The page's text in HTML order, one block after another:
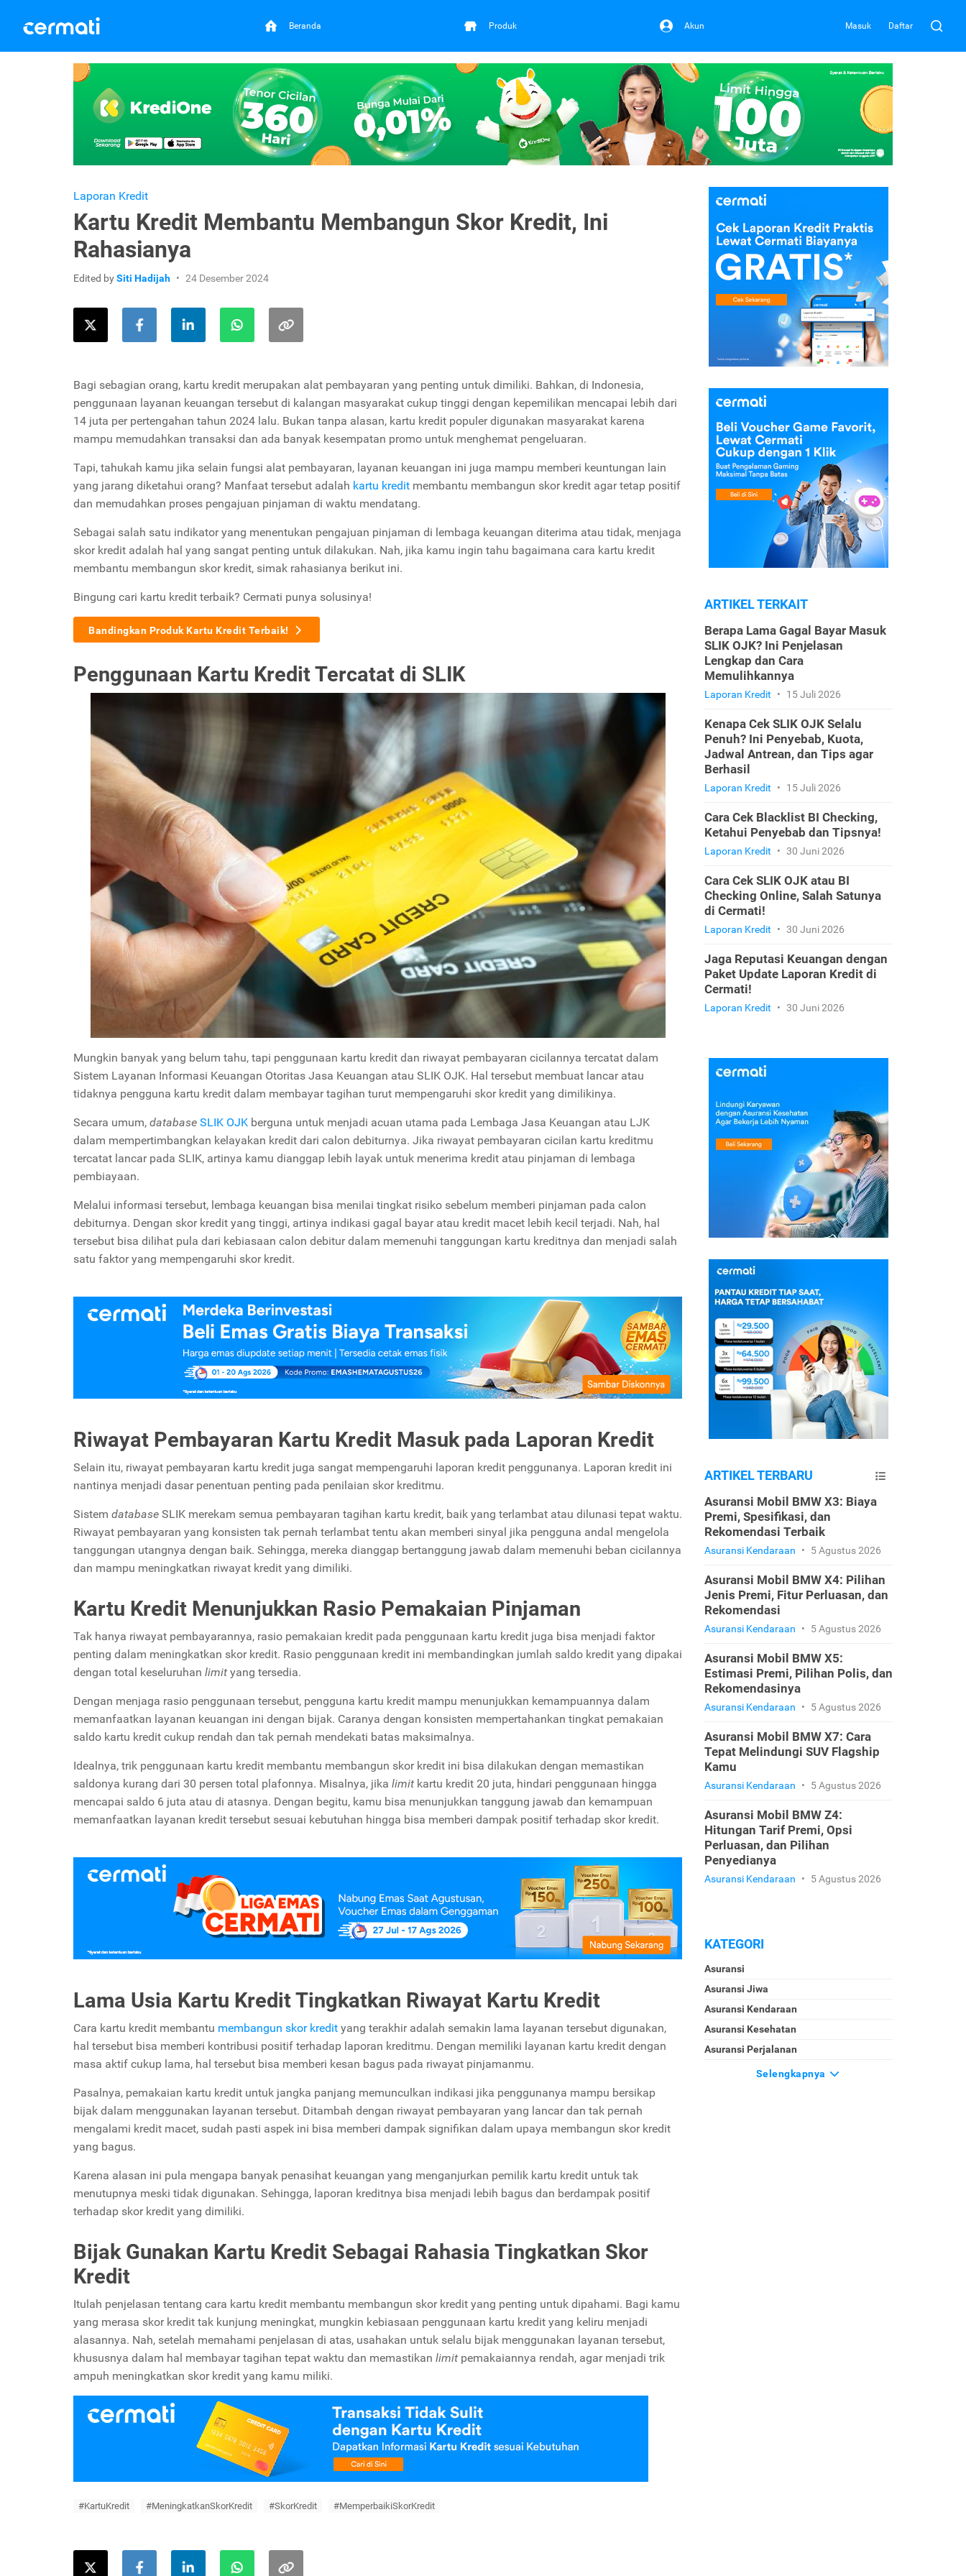
Beranda Produk Akun Masuk Daftar
Laporan Kredit
Kartu Kredit Membantu Membangun Skor Kredit, Ini
Rahasianya
Edited bySiti Hadijah 24 Desember 2024
Bagi sebagian orang, kartu kredit merupakan alat pembayaran yang penting untuk dimiliki. Bahkan, di Indonesia,
penggunaan layanan keuangan tersebut di kalangan masyarakat cukup tinggi dengan kepemilikan mencapai lebih dari
14 juta per pertengahan tahun 2024 lalu. Bukan tanpa alasan, kartu kredit populer digunakan masyarakat karena
mampu memudahkan transaksi dan ada banyak kesempatan promo untuk menghemat pengeluaran.
Tapi, tahukah kamu jika selain fungsi alat pembayaran, layanan keuangan ini juga mampu memberi keuntungan lain
yang jarang diketahui orang? Manfaat tersebut adalah kartu kredit membantu membangun skor kredit agar tetap positif
dan memudahkan proses pengajuan pinjaman di waktu mendatang.
Sebagai salah satu indikator yang menentukan pengajuan pinjaman di lembaga keuangan diterima atau tidak, menjaga
skor kredit adalah hal yang sangat penting untuk dilakukan. Nah, jika kamu ingin tahu bagaimana cara kartu kredit
membantu membangun skor kredit, simak rahasianya berikut ini.
Bingung cari kartu kredit terbaik? Cermati punya solusinya!
Bandingkan Produk Kartu Kredit Terbaik!
Penggunaan Kartu Kredit Tercatat di SLIK
Mungkin banyak yang belum tahu, tapi penggunaan kartu kredit dan riwayat pembayaran cicilannya tercatat dalam
Sistem Layanan Informasi Keuangan Otoritas Jasa Keuangan atau SLIK OJK. Hal tersebut membuat lancar atau
tidaknya pengguna kartu kredit dalam membayar tagihan turut mempengaruhi skor kredit yang dimilikinya.
Secara umum, database SLIK OJK berguna untuk menjadi acuan utama pada Lembaga Jasa Keuangan atau LJK
dalam mempertimbangkan kelayakan kredit dari calon debiturnya. Jika riwayat pembayaran cicilan kartu kreditmu
tercatat lancar pada SLIK, artinya kamu dianggap lebih layak untuk menerima kredit atau pinjaman di lembaga
pembiayaan.
Melalui informasi tersebut, lembaga keuangan bisa menilai tingkat risiko sebelum memberi pinjaman pada calon
debiturnya. Dengan skor kredit yang tinggi, artinya indikasi gagal bayar atau kredit macet lebih kecil terjadi. Nah, hal
tersebut bisa dilihat pula dari kebiasaan calon debitur dalam memenuhi tanggungan kartu kreditnya dan menjadi salah
satu faktor yang mempengaruhi skor kredit.
Riwayat Pembayaran Kartu Kredit Masuk pada Laporan Kredit
Selain itu, riwayat pembayaran kartu kredit juga sangat mempengaruhi laporan kredit penggunanya. Laporan kredit ini
nantinya menjadi dasar penentuan penting pada penilaian skor kreditmu.
Sistem database SLIK merekam semua pembayaran tagihan kartu kredit, baik yang terlambat atau dilunasi tepat waktu.
Riwayat pembayaran yang konsisten tak pernah terlambat tentu akan memberi sinyal jika pengguna andal mengelola
tanggungan utangnya dengan baik. Sehingga, mereka dianggap bertanggung jawab dalam memenuhi beban cicilannya
dan mampu meningkatkan riwayat kredit yang dimiliki.
Kartu Kredit Menunjukkan Rasio Pemakaian Pinjaman
Tak hanya riwayat pembayarannya, rasio pemakaian kredit pada penggunaan kartu kredit juga bisa menjadi faktor
penting dalam meningkatkan skor kredit. Rasio penggunaan kredit ini membandingkan jumlah saldo kredit yang dipakai
dengan total keseluruhan limit yang tersedia.
Dengan menjaga rasio penggunaan tersebut, pengguna kartu kredit mampu menunjukkan kemampuannya dalam
memanfaatkan layanan keuangan ini dengan bijak. Caranya dengan konsisten mempertahankan tingkat pemakaian
saldo kartu kredit cukup rendah dan tak pernah mendekati batas maksimalnya.
Idealnya, trik penggunaan kartu kredit membantu membangun skor kredit ini bisa dilakukan dengan memastikan
saldonya kurang dari 30 persen total plafonnya. Misalnya, jika limit kartu kredit 20 juta, hindari penggunaan hingga
mencapai saldo 6 juta atau di atasnya. Dengan begitu, kamu bisa menunjukkan tanggung jawab dan kemampuan
memanfaatkan layanan kredit tersebut sesuai kebutuhan hingga bisa memberi dampak positif terhadap skor kredit.
Lama Usia Kartu Kredit Tingkatkan Riwayat Kartu Kredit
Cara kartu kredit membantu membangun skor kredit yang terakhir adalah semakin lama layanan tersebut digunakan,
hal tersebut bisa memberi kontribusi positif terhadap laporan kreditmu. Dengan memiliki layanan kartu kredit dengan
masa aktif cukup lama, hal tersebut bisa memberi kesan bagus pada riwayat pinjamanmu.
Pasalnya, pemakaian kartu kredit untuk jangka panjang memunculkan indikasi jika penggunanya mampu bersikap
bijak dalam menggunakan layanan tersebut. Ditambah dengan riwayat pembayaran yang lancar dan tak pernah
mengalami kredit macet, sudah pasti aspek ini bisa memberi dampak signifikan dalam upaya membangun skor kredit
yang bagus.
Karena alasan ini pula mengapa banyak penasihat keuangan yang menganjurkan pemilik kartu kredit untuk tak
menutupnya meski tidak digunakan. Sehingga, laporan kreditnya bisa menjadi lebih bagus dan berdampak positif
terhadap skor kredit yang dimiliki.
Bijak Gunakan Kartu Kredit Sebagai Rahasia Tingkatkan Skor
Kredit
Itulah penjelasan tentang cara kartu kredit membantu membangun skor kredit yang penting untuk dipahami. Bagi kamu
yang merasa skor kredit tak kunjung meningkat, mungkin kebiasaan penggunaan kartu kredit yang keliru menjadi
alasannya. Nah, setelah memahami penjelasan di atas, usahakan untuk selalu bijak menggunakan layanan tersebut,
khususnya dalam hal membayar tagihan tepat waktu dan memastikan limit pemakaiannya rendah, agar menjadi trik
ampuh meningkatkan skor kredit yang kamu miliki.
#KartuKredit #MeningkatkanSkorKredit #SkorKredit #MemperbaikiSkorKredit
ARTIKEL TERKAIT
Berapa Lama Gagal Bayar Masuk
SLIK OJK? Ini Penjelasan
Lengkap dan Cara
Memulihkannya
Laporan Kredit • 15 Juli 2026
Kenapa Cek SLIK OJK Selalu
Penuh? Ini Penyebab, Kuota,
Jadwal Antrean, dan Tips agar
Berhasil
Laporan Kredit • 15 Juli 2026
Cara Cek Blacklist BI Checking,
Ketahui Penyebab dan Tipsnya!
Laporan Kredit • 30 Juni 2026
Cara Cek SLIK OJK atau BI
Checking Online, Salah Satunya
di Cermati!
Laporan Kredit • 30 Juni 2026
Jaga Reputasi Keuangan dengan
Paket Update Laporan Kredit di
Cermati!
Laporan Kredit • 30 Juni 2026
ARTIKEL TERBARU
Asuransi Mobil BMW X3: Biaya
Premi, Spesifikasi, dan
Rekomendasi Terbaik
Asuransi Kendaraan • 5 Agustus 2026
Asuransi Mobil BMW X4: Pilihan
Jenis Premi, Fitur Perluasan, dan
Rekomendasi
Asuransi Kendaraan • 5 Agustus 2026
Asuransi Mobil BMW X5:
Estimasi Premi, Pilihan Polis, dan
Rekomendasinya
Asuransi Kendaraan • 5 Agustus 2026
Asuransi Mobil BMW X7: Cara
Tepat Melindungi SUV Flagship
Kamu
Asuransi Kendaraan • 5 Agustus 2026
Asuransi Mobil BMW Z4:
Hitungan Tarif Premi, Opsi
Perluasan, dan Pilihan
Penyedianya
Asuransi Kendaraan • 5 Agustus 2026
KATEGORI
Asuransi
Asuransi Jiwa
Asuransi Kendaraan
Asuransi Kesehatan
Asuransi Perjalanan
Selengkapnya